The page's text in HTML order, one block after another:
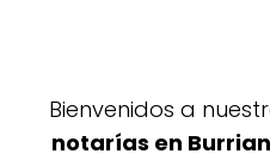
Bienvenidos a
notarías en